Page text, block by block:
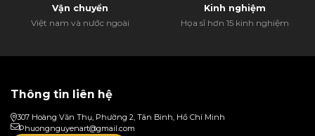
Vận chuyển
Việt nam và nước ngoài
Kinh nghiệm
Họa sĩ hơn 15 kinh nghiệm
Thông tin liên hệ
307 Hoàng Văn Thụ, Phường 2, Tân Bình, Hồ Chí Minh
Phuongnguyenart@gmail.com